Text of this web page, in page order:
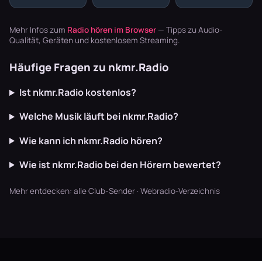
beliebigen
Musikstream
schnellen
Breaks oh…
noch nicht
Mehr Infos zum Radio hören im Browser — Tipps zu Audio-
Qualität, Geräten und kostenlosem Streaming.
Häufige Fragen zu nkmr.Radio
Ist nkmr.Radio kostenlos?
Welche Musik läuft bei nkmr.Radio?
Wie kann ich nkmr.Radio hören?
Wie ist nkmr.Radio bei den Hörern bewertet?
Mehr entdecken: alle Club-Sender · Webradio-Verzeichnis